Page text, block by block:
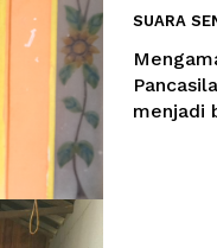
SUARA
menjadi